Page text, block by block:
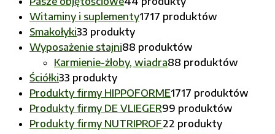
Witaminy i suplementy1717 produktów
Smakołyki33 produkty
Wyposażenie stajni88 produktów
Karmienie-żłoby, wiadra88 produktów
Ściółki33 produkty
Produkty firmy HIPPOFORME1717 produktów
Produkty firmy DE VLIEGER99 produktów
Produkty firmy NUTRIPROF22 produkty